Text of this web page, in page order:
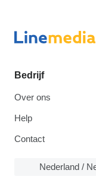
Bedrijf
Over ons
Help
Contact
Nederland /